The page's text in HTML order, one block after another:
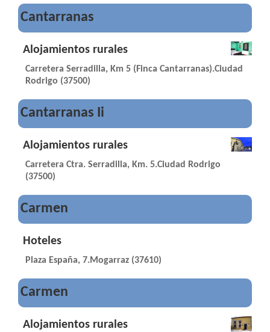
Cantarranas
Alojamientos rurales
Carretera Serradilla, Km 5 (Finca Cantarranas).Ciudad
Rodrigo (37500)
Cantarranas Ii
Alojamientos rurales
Carretera Ctra. Serradilla, Km. 5.Ciudad Rodrigo
(37500)
Carmen
Hoteles
Plaza España, 7.Mogarraz (37610)
Carmen
Alojamientos rurales